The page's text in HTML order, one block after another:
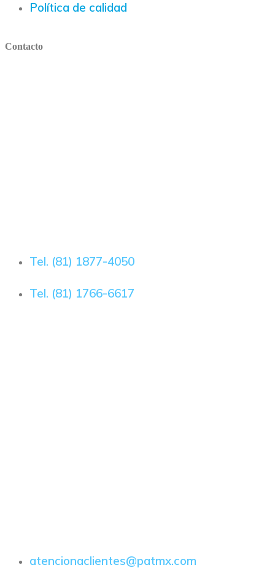
Política de calidad
Contacto
Tel. (81) 1877-4050
Tel. (81) 1766-6617
atencionaclientes@patmx.com